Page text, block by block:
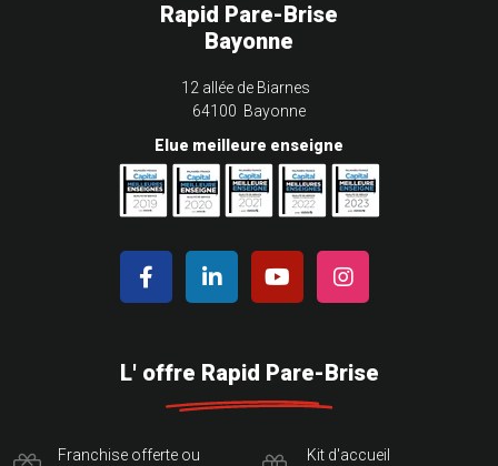
Rapid Pare-Brise
Bayonne
12 allée de Biarnes
64100 Bayonne
Elue meilleure enseigne
L' offre Rapid Pare-Brise
Franchise offerte ou
Kit d'accueil